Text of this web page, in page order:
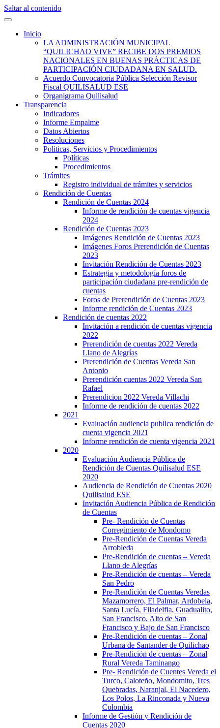
Saltar al contenido
Quilisalud
Inicio
LA ADMINISTRACIÓN MUNICIPAL
“QUILICHAO VIVE” RECIBE DOS PREMIOS
NACIONALES EN BUENAS PRÁCTICAS DE
PARTICIPACIÓN CIUDADANA EN SALUD.
Acuerdo Convocatoria Pública Selección Revisor
Fiscal QUILISALUD ESE
Organigrama Quilisalud
Transparencia
Indicadores
Informe Empalme
Datos Abiertos
Resoluciones
Políticas, Servicios y Procedimientos
Políticas
Procedimientos
Trámites
Registro individual de trámites y servicios
Rendición de Cuentas
Rendición de Cuentas 2024
Informe de rendición de cuentas vigencia
2024
Rendición de Cuentas 2023
Imágenes Rendición de Cuentas 2023
Imágenes Foros Prerendición de Cuentas
2023
Invitación Rendición de Cuentas 2023
Estrategia y metodología foros de
participación ciudadana pre-rendición de
cuentas
Foros de Prerendición de Cuentas 2023
Informe rendición de Cuentas 2023
Rendición de cuentas 2022
Invitación a rendición de cuentas vigencia
2022
Prerendición de cuentas 2022 Vereda
Llano de Alegrías
Prerendición de Cuentas Vereda San
Antonio
Prerendición cuentas 2022 Vereda San
Rafael
Prerendicion 2022 Vereda Villachi
Informe de rendición de cuentas 2022
2021
Evaluación audiencia publica rendición de
cuenta vigencia 2021
Informe rendición de cuenta vigencia 2021
2020
Evaluación Audiencia Pública de
Rendición de Cuentas Quilisalud ESE
2020
Audiencia de Rendición de Cuentas 2020
Quilisalud ESE
Invitación Audiencia Pública de Rendición
de Cuentas
Pre- Rendición de Cuentas
Corregimiento de Mondomo
Pre-Rendición de Cuentas Vereda
Arrobleda
Pre-Rendición de cuentas – Vereda
Llano de Alegrías
Pre-Rendición de cuentas – Vereda
San Pedro
Pre-Rendición de Cuentas Veredas
Mazamorrero, El Palmar, Ardobela,
Santa Lucía, Filadelfia, Guadualito,
San Francisco, Alto de San
Francisco y Bajo de San Francisco
Pre-Rendición de cuentas – Zonal
Urbana de Santander de Quilichao
Pre-Rendición de cuentas – Zonal
Rural Vereda Taminango
Pre- Rendición de Cuentes Vereda el
Turco, Caloteño, Mondomito, Tres
Quebradas, Naranjal, El Nacedero,
Los Polos, La Rinconada y Nueva
Colombia
Informe de Gestión y Rendición de
Cuentas 2020